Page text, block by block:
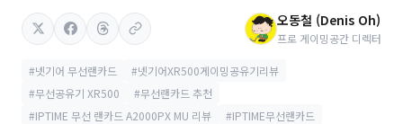
오동철 (Denis Oh)
프로 게이밍공간 디렉터
#넷기어 무선랜카드
#넷기어XR500게이밍공유기리뷰
#무선공유기 XR500
#무선랜카드 추천
#IPTIME 무선 랜카드 A2000PX MU 리뷰
#IPTIME무선랜카드